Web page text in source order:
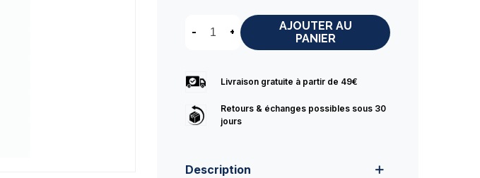
- +
AJOUTER AU
PANIER
Livraison gratuite à partir de 49€
Retours & échanges possibles sous 30
jours
Description